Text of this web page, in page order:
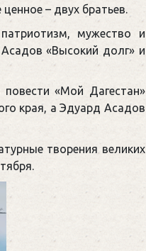
– двух братьев.
мужество и
«Высокий долг» и
«Мой Дагестан»
края, а Эдуард Асадов
творения великих